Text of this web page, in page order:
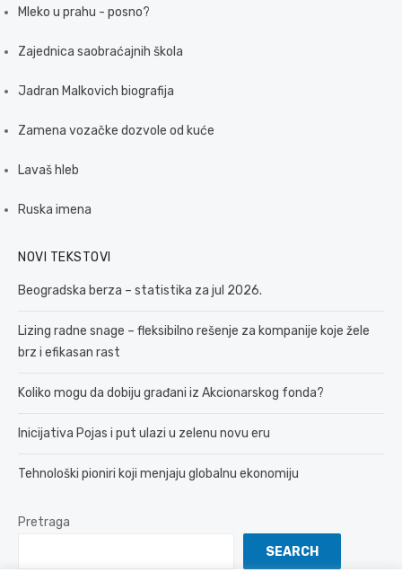
Mleko u prahu - posno?
Zajednica saobraćajnih škola
Jadran Malkovich biografija
Zamena vozačke dozvole od kuće
Lavaš hleb
Ruska imena
NOVI TEKSTOVI
Beogradska berza – statistika za jul 2026.
Lizing radne snage – fleksibilno rešenje za kompanije koje žele
brz i efikasan rast
Koliko mogu da dobiju građani iz Akcionarskog fonda?
Inicijativa Pojas i put ulazi u zelenu novu eru
Tehnološki pioniri koji menjaju globalnu ekonomiju
Pretraga
SEARCH